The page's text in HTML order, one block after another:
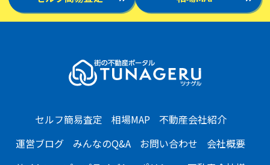
セルフ簡易査定 相場MAP
不動産会社紹介
運営ブログ
みんなのQ&A お問い合わせ
会社概要